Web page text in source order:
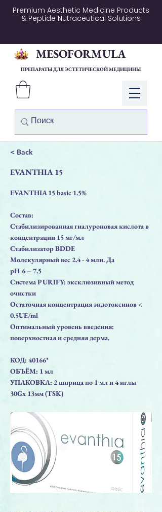
Premium Aesthetic Medicine Products
& Peptide Nutraceutical Solutions
Войти
MESOFORMULA
ПРЕПАРАТЫ ДЛЯ ЭСТЕТИЧЕСКОЙ МЕДИЦИНЫ
< Back
EVANTHIA 15
EVANTHIA 15 basic 1.5%
Состав:
Стабилизированная гиалуроновая кислота в
концентрации 15 мг/мл
Стабилизатор BDDE
Молекулярный вес 2.4 - 4 млн. Да
pH 6 – 7.5
Система PURIFY: эксклюзивный метод
очистки
Остаточная концентрация эндотоксинов <
0.5UE/ml
Оптимальный уровень введения:
поверхностная и средняя дерма.
КОД: 40166*
ОБЪЁМ: 1 мл
УПАКОВКА: 2 шприца по 1 мл и 4 иглы
30Gx 13мм (TSK)